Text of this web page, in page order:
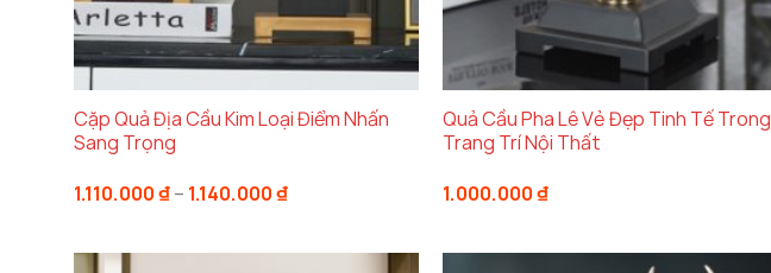
Cặp Quả Địa Cầu Kim Loại Điểm Nhấn
Sang Trọng
1.110.000₫– 1.140.000₫Khoảng
1.110.000 ₫
Quả Cầu Pha Lê Vẻ Đẹp Tinh Tế Trong
Trang Trí Nội Thất
1.000.000₫